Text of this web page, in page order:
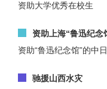
资助大学优秀在校生
资助上海“鲁迅纪念
资助“鲁迅纪念馆”的中
驰援山西水灾